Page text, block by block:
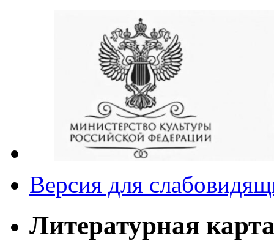
Версия для
Литературная